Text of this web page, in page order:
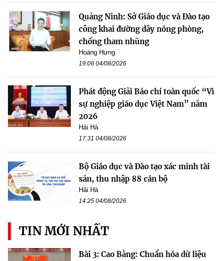
Quảng Ninh: Sở Giáo dục và Đào tạo
công khai đường dây nóng phòng,
chống tham nhũng
Hoàng Hưng
19:06 04/08/2026
Phát động Giải Báo chí toàn quốc “Vì
sự nghiệp giáo dục Việt Nam” năm
2026
Hải Hà
17:31 04/08/2026
Bộ Giáo dục và Đào tạo xác minh tài
sản, thu nhập 88 cán bộ
Hải Hà
14:25 04/08/2026
TIN MỚI NHẤT
Bài 3: Cao Bằng: Chuẩn hóa dữ liệu